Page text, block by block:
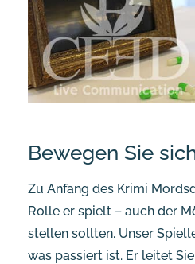
Bewegen Sie
Zu Anfang des Krimi
Rolle er spielt – auch der
stellen sollten. Unser
was passiert ist. Er leitet